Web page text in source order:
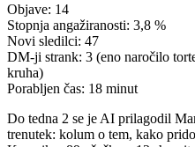
Objave: 14
Stopnja angažiranosti: 3,8 %
Novi sledilci: 47
DM-ji strank: 3 (eno naročilo
kruha)
Porabljen čas: 18 minut
Do tedna 2 se je AI prilagodil
trenutek: kolum o tem, kako